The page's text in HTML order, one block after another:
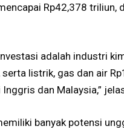
Rp42,378 triliun,
adalah industri
listrik, gas dan air
dan Malaysia,”
banyak potensi